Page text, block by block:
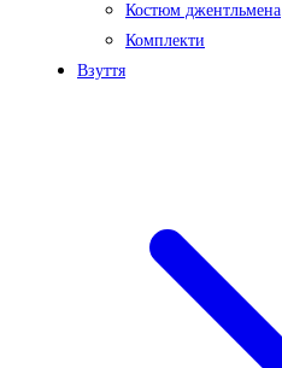
Костюм джентльмена
Комплекти
Взуття